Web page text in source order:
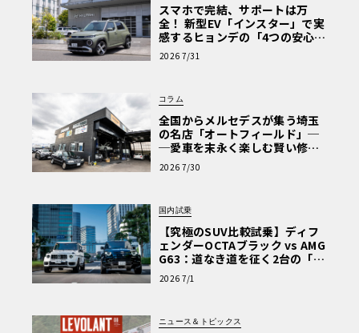
スマホで完結、サポートは万
全！ 新型EV「インスター」で実
感するヒョンデの「4つの安心」
【第1回・ヒョンデ6つの疑問：
Why? Hyundai?】〈PR〉
2026 7/31
コラム
全国からメルセデスが集う埼玉
の名店「オートフィールド」─
─愛車を末永く楽しむ賢い修理
術と、プロがフックス製オイル
を選ぶ理由〈PR〉
2026 7/30
国内試乗
【究極のSUV比較試乗】ディフ
ェンダーOCTAブラック vs AMG
G63：道なき道を征く2台の「対
極的アプローチ」
2026 7/1
ニュース＆トピックス